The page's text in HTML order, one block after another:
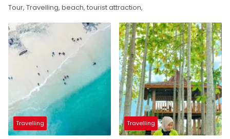
Tour, Travelling, beach, tourist attraction,
Travelling Travelling